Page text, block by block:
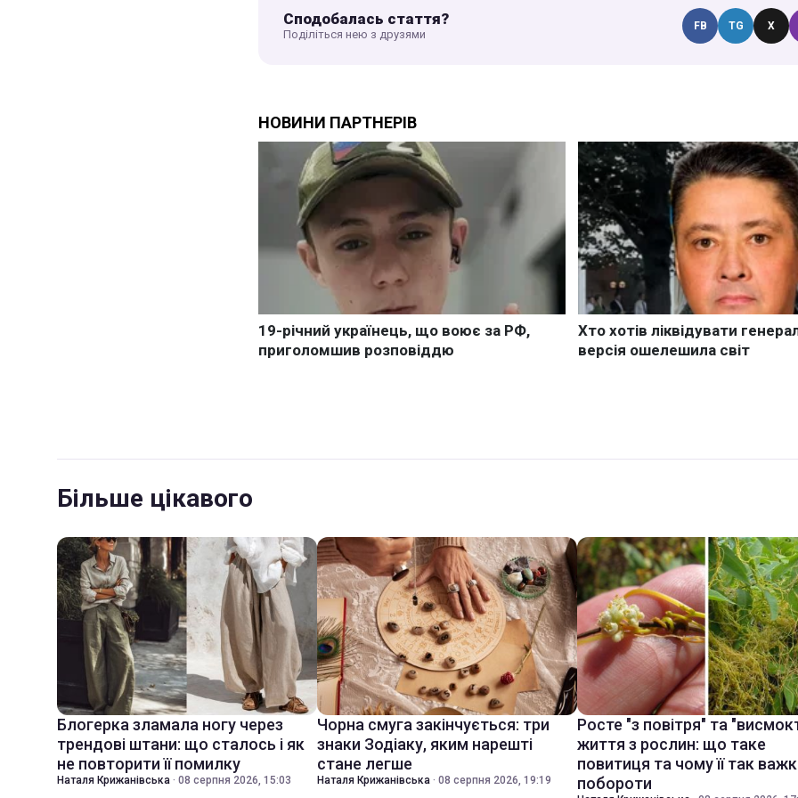
Сподобалась стаття?
Поділіться нею з друзями
FB TG X
Більше цікавого
Блогерка зламала ногу через
трендові штани: що сталось і як
не повторити її помилку
Наталя Крижанівська · 08 серпня 2026, 15:03
Чорна смуга закінчується: три
знаки Зодіаку, яким нарешті
стане легше
Наталя Крижанівська · 08 серпня 2026, 19:19
Росте "з повітря" та
життя з рослин: що таке
повитиця та чому її так
побороти